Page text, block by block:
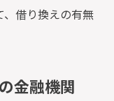
借り換えの有無
金融機関